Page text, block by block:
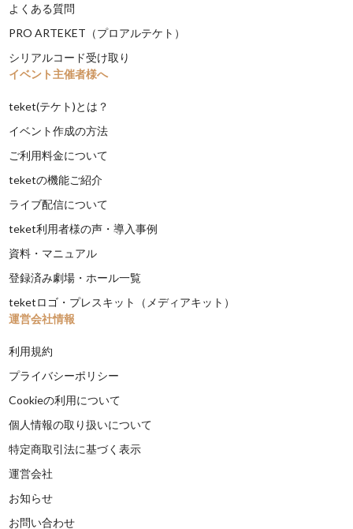
よくある質問
PRO ARTEKET（プロアルテケト）
シリアルコード受け取り
イベント主催者様へ
teket(テケト)とは？
イベント作成の方法
ご利用料金について
teketの機能ご紹介
ライブ配信について
teket利用者様の声・導入事例
資料・マニュアル
登録済み劇場・ホール一覧
teketロゴ・プレスキット（メディアキット）
運営会社情報
利用規約
プライバシーポリシー
Cookieの利用について
個人情報の取り扱いについて
特定商取引法に基づく表示
運営会社
お知らせ
お問い合わせ